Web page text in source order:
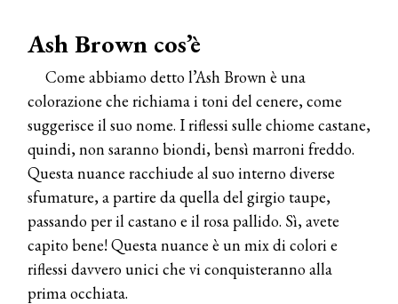
Ash Brown cos’è
Come abbiamo detto l’Ash Brown è una
colorazione che richiama i toni del cenere, come
suggerisce il suo nome. I riflessi sulle chiome castane,
quindi, non saranno biondi, bensì marroni freddo.
Questa nuance racchiude al suo interno diverse
sfumature, a partire da quella del girgio taupe,
passando per il castano e il rosa pallido. Sì, avete
capito bene! Questa nuance è un mix di colori e
riflessi davvero unici che vi conquisteranno alla
prima occhiata.